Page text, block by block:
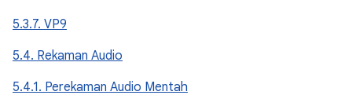
5.3.7. VP9
5.4. Rekaman Audio
5.4.1. Perekaman Audio Mentah